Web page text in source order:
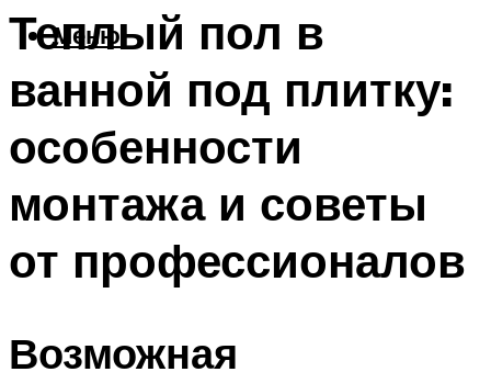
Меню
Теплый пол в
ванной под плитку:
особенности
монтажа и советы
от профессионалов
Возможная